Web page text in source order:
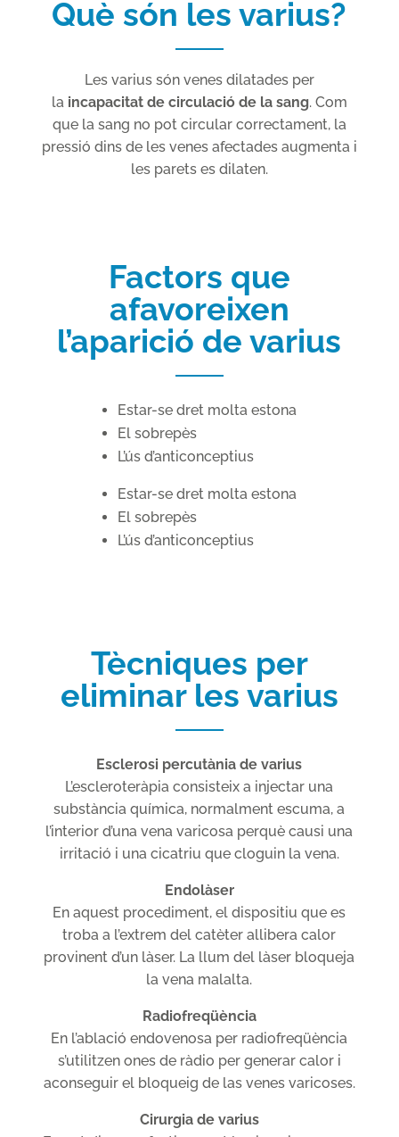
Què són les varius?
Les varius són venes dilatades per
la incapacitat de circulació de la sang. Com
que la sang no pot circular correctament, la
pressió dins de les venes afectades augmenta i
les parets es dilaten.
Factors que
afavoreixen
l’aparició de varius
Estar-se dret molta estona
El sobrepès
L’ús d’anticonceptius
Estar-se dret molta estona
El sobrepès
L’ús d’anticonceptius
Tècniques per
eliminar les varius
Esclerosi percutània de varius
L’escleroteràpia consisteix a injectar una
substància química, normalment escuma, a
l’interior d’una vena varicosa perquè causi una
irritació i una cicatriu que cloguin la vena.
Endolàser
En aquest procediment, el dispositiu que es
troba a l’extrem del catèter allibera calor
provinent d’un làser. La llum del làser bloqueja
la vena malalta.
Radiofreqüència
En l’ablació endovenosa per radiofreqüència
s’utilitzen ones de ràdio per generar calor i
aconseguir el bloqueig de las venes varicoses.
Cirurgia de varius